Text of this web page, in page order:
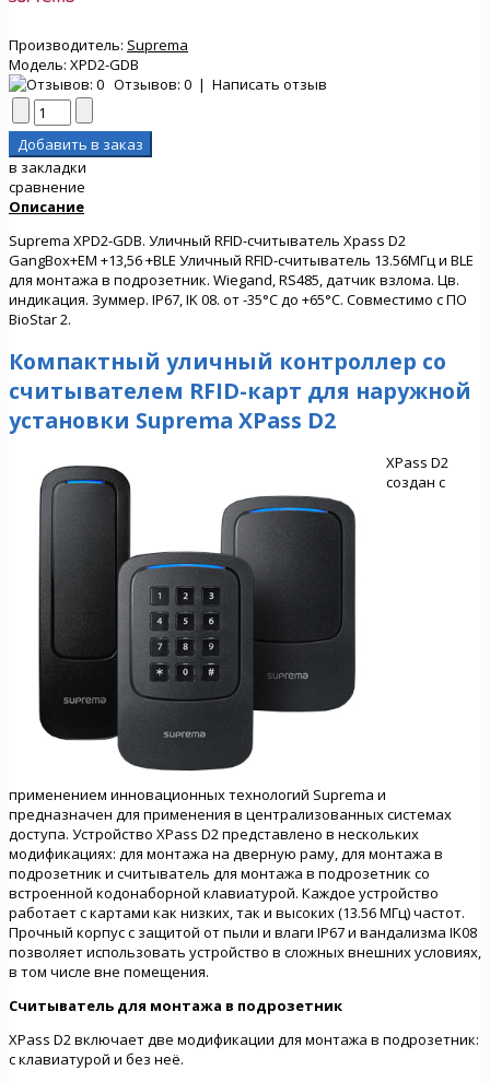
Производитель: Suprema
Модель: XPD2-GDB
Отзывов: 0 | Написать отзыв
в закладки
сравнение
Описание
Suprema XPD2-GDB. Уличный RFID-считыватель Xpass D2
GangBox+EM +13,56 +BLE Уличный RFID-считыватель 13.56МГц и BLE
для монтажа в подрозетник. Wiegand, RS485, датчик взлома. Цв.
индикация. Зуммер. IP67, IK 08. от -35°С до +65°С. Совместимо с ПО
BioStar 2.
Компактный уличный контроллер со
считывателем RFID-карт для наружной
установки Suprema XPass D2
XPass D2
создан с
применением инновационных технологий Suprema и
предназначен для применения в централизованных системах
доступа. Устройство XPass D2 представлено в нескольких
модификациях: для монтажа на дверную раму, для монтажа в
подрозетник и считыватель для монтажа в подрозетник со
встроенной кодонаборной клавиатурой. Каждое устройство
работает с картами как низких, так и высоких (13.56 МГц) частот.
Прочный корпус c защитой от пыли и влаги IP67 и вандализма IK08
позволяет использовать устройство в сложных внешних условиях,
в том числе вне помещения.
Считыватель для монтажа в подрозетник
XPass D2 включает две модификации для монтажа в подрозетник:
с клавиатурой и без неё.